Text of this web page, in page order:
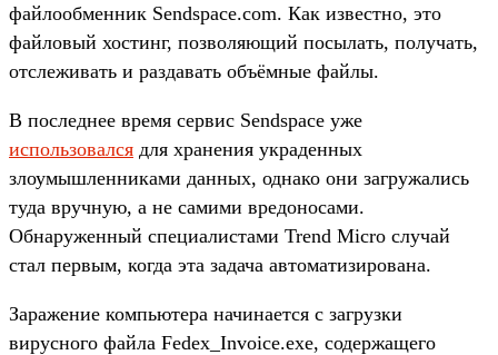
файлообменник Sendspace.com. Как известно, это
файловый хостинг, позволяющий посылать, получать,
отслеживать и раздавать объёмные файлы.
В последнее время сервис Sendspace уже
использовался для хранения украденных
злоумышленниками данных, однако они загружались
туда вручную, а не самими вредоносами.
Обнаруженный специалистами Trend Micro случай
стал первым, когда эта задача автоматизирована.
Заражение компьютера начинается с загрузки
вирусного файла Fedex_Invoice.exe, содержащего